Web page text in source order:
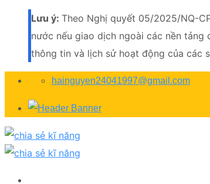
Lưu ý: Theo Nghị quyết 05/2025/NQ-
nước nếu giao dịch ngoài các nền
thông tin và lịch sử hoạt động của các
Skip
content
hainguyen24041997@gmail.com